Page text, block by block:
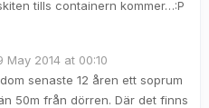
tills containern kommer…:P
May 2014 at 00:10
senaste 12 åren ett soprum
50m från dörren. Där det finns